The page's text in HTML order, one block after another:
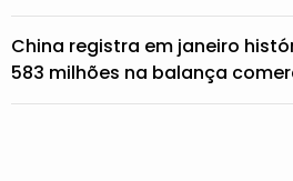
China registra em janeiro
583 milhões na balança